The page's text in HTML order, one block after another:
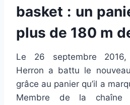
basket : un
plus de 180 m
Le 26 septembre 2016,
Herron a battu le
grâce au panier qu’il a
Membre de la chaîne